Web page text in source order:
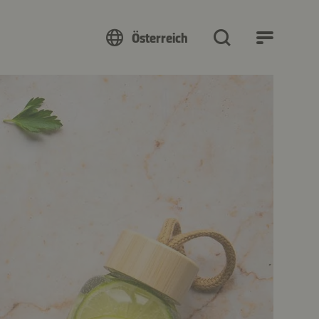
Österreich